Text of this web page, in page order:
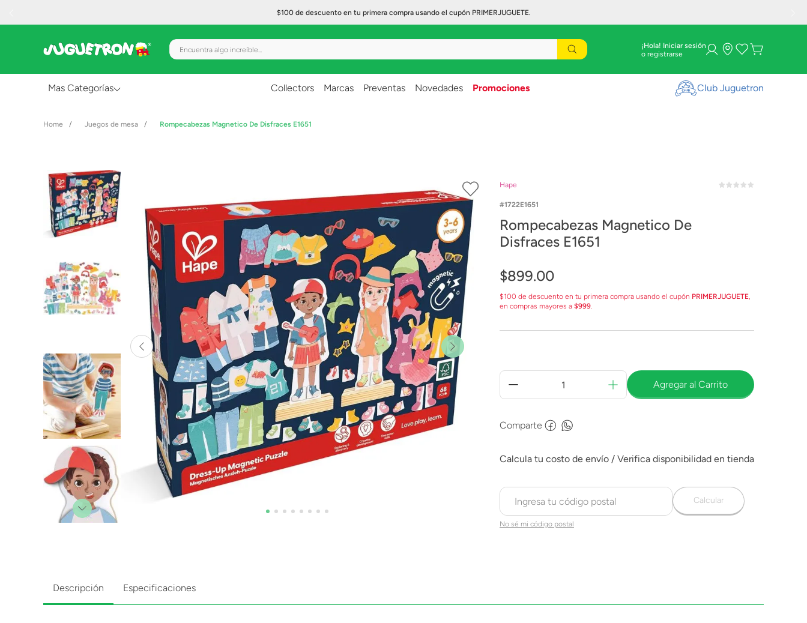
$100 de descuento en tu primera compra usando el cupón PRIMERJUGUETE.
Encuentra algo increíble... ¡Hola! Iniciar sesión
Mas Categorías
Creatividad y Arte
Figuras de Acción
Gadgets y Electrónicos
Lanzadores
Muñecas
Peluches
Vehículos y Pistas
Collectors Marcas Preventas Novedades Promociones Club Juguetron
Juegos de mesa Rompecabezas Magnetico De Disfraces E1651
Hape
1722E1651
Rompecabezas Magnetico De
Disfraces E1651
$899.00
$100 de descuento en tu primera compra usando el cupón PRIMERJUGUETE,
en compras mayores a $999.
Agregar al Carrito
Comparte
No sé mi código postal
Calcular
Descripción Especificaciones